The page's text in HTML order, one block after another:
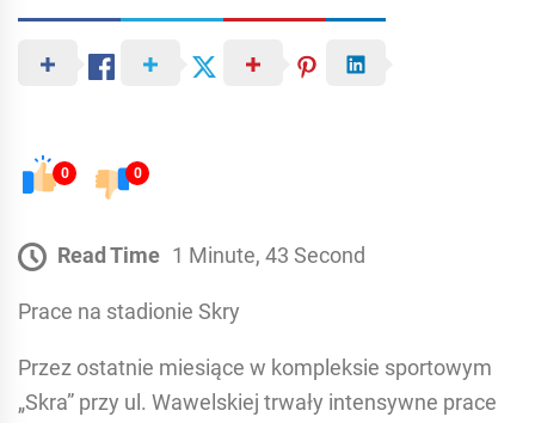
0 0
Read Time 1 Minute, 43 Second
Prace na stadionie Skry
Przez ostatnie miesiące w kompleksie sportowym
„Skra” przy ul. Wawelskiej trwały intensywne prace